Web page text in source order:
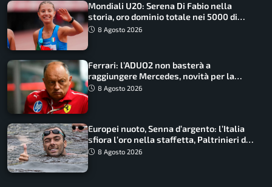
Mondiali U20: Serena Di Fabio nella
storia, oro dominio totale nei 5000 di
marcia
8 Agosto 2026
Ferrari: l’ADUO2 non basterà a
raggiungere Mercedes, novità per la
Macarena
8 Agosto 2026
Europei nuoto, Senna d’argento: l’Italia
sfiora l’oro nella staffetta, Paltrinieri da
urlo, il bilancio azzurro
8 Agosto 2026